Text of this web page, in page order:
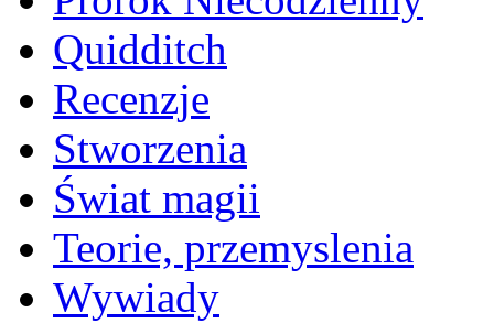
Quidditch
Recenzje
Stworzenia
Świat magii
Teorie, przemyslenia
Wywiady